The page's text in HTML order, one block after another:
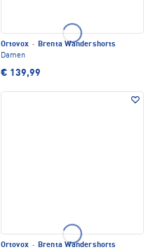
Ortovox · Brenta Wandershorts
Damen
€ 139,99
Ortovox · Brenta Wandershorts